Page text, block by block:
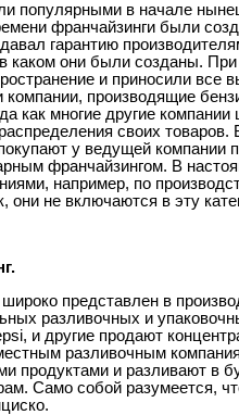
популярными в начале
франчайзинги были
гарантию
каком они были созданы.
и приносили все
производящие
как многие другие
своих
у ведущей компании
франчайзингом. В
например, по
они не включаются в эту
представлен в
разливочных и
и другие продают
разливочным
продуктами и разливают в
Само собой разумеется,